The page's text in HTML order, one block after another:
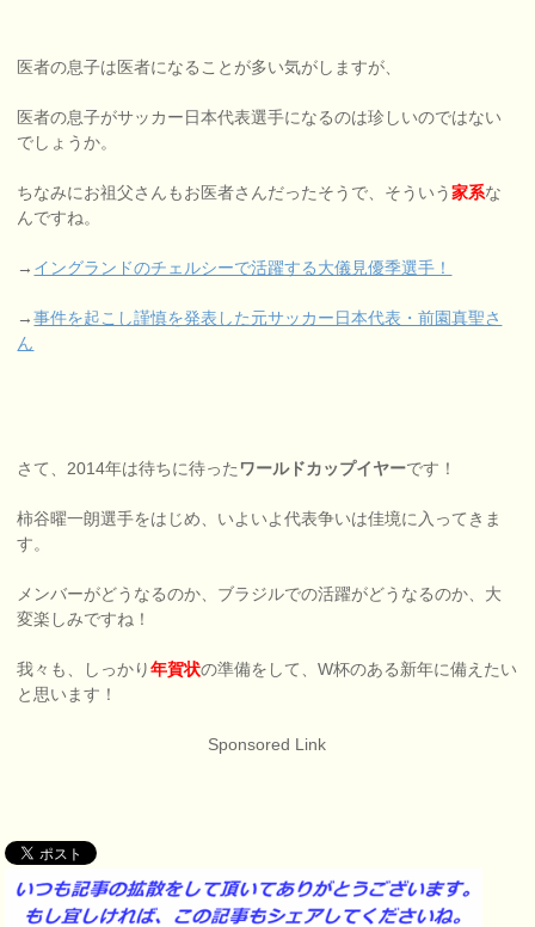
医者の息子は医者になることが多い気がしますが、
医者の息子がサッカー日本代表選手になるのは珍しいのではない
でしょうか。
ちなみにお祖父さんもお医者さんだったそうで、そういう家系な
んですね。
→ イングランドのチェルシーで活躍する大儀見優季選手！
→事件を起こし謹慎を発表した元サッカー日本代表・前園真聖さ
ん
さて、2014年は待ちに待った ワールドカップイヤーです！
柿谷曜一朗選手をはじめ、いよいよ代表争いは佳境に入ってきま
す。
メンバーがどうなるのか、ブラジルでの活躍がどうなるのか、大
変楽しみですね！
我々も、しっかり年賀状の準備をして、W杯のある新年に備えたい
と思います！
Sponsored Link